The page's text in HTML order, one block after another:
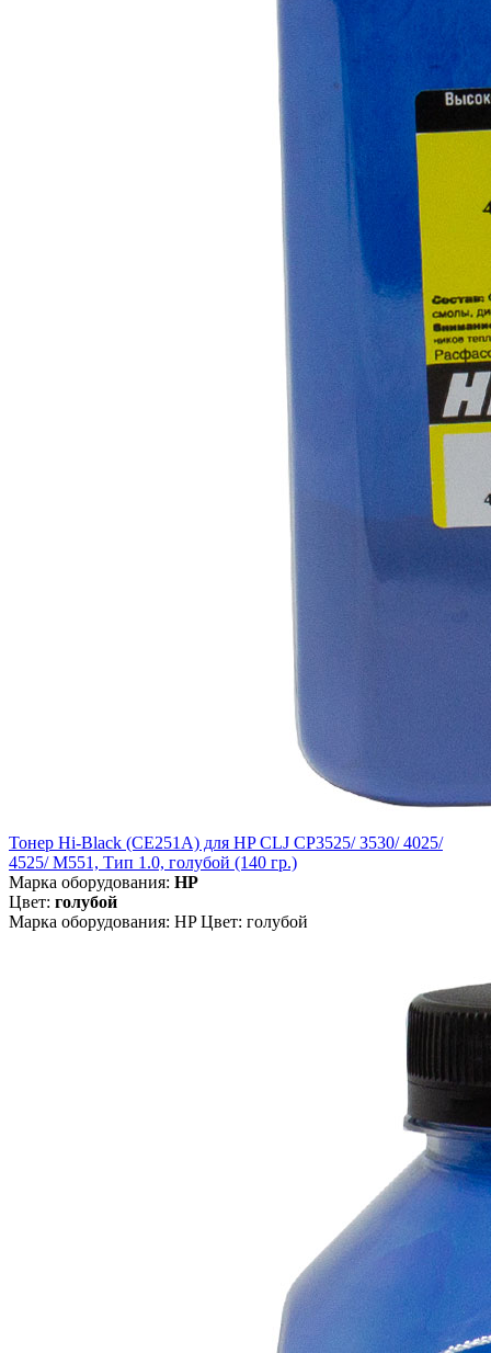
Тонер Hi-Black (CE251A) для HP CLJ CP3525/ 3530/ 4025/
4525/ M551, Тип 1.0, голубой (140 гр.)
Марка оборудования: HP
Цвет: голубой
Марка оборудования: HP Цвет: голубой